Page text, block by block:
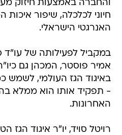
והחברה באמצעות חיזוק
חיוני לכלכלה, שיפור איכות
האנרגטי הישראלי.
במקביל לפעילותה של עו"ד
אמיר פוסטר, המכהן גם
באיגוד הגז העולמי, לשמש
- תפקיד אותו הוא ממלא
האחרונות.
רויטל סויד, יו"ר איגוד הגז